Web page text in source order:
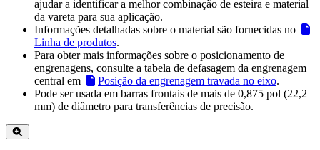
ajudar a identificar a melhor combinação de esteira e material
da vareta para sua aplicação.
Informações detalhadas sobre o material são fornecidas no
Linha de produtos.
Para obter mais informações sobre o posicionamento de
engrenagens, consulte a tabela de defasagem da engrenagem
central em
Posição da engrenagem travada no eixo.
Pode ser usada em barras frontais de mais de 0,875 pol (22,2
mm) de diâmetro para transferências de precisão.